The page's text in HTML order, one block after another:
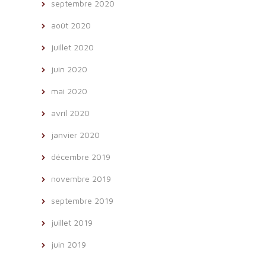
septembre 2020
août 2020
juillet 2020
juin 2020
mai 2020
avril 2020
janvier 2020
décembre 2019
novembre 2019
septembre 2019
juillet 2019
juin 2019